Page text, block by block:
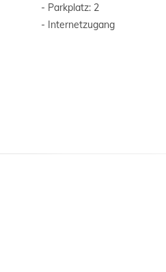
- Parkplatz: 2
- Internetzugang